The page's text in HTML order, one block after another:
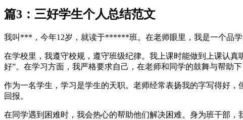
篇3：三好学生个人总结范文
我叫***，今年12岁，就读于******班。在老师眼里，我是一个品
在学校里，我遵守校规，遵守班级纪律。我上课时能做到上课认
好”。在学习方面，我严格要求自己，在老师和同学的鼓舞与帮助
作为一名学生，学习是学生的天职。老师经常表扬我的字写得好
回报。
在同学遇到困难时，我会热心的帮助他们解决困难。身为班干部